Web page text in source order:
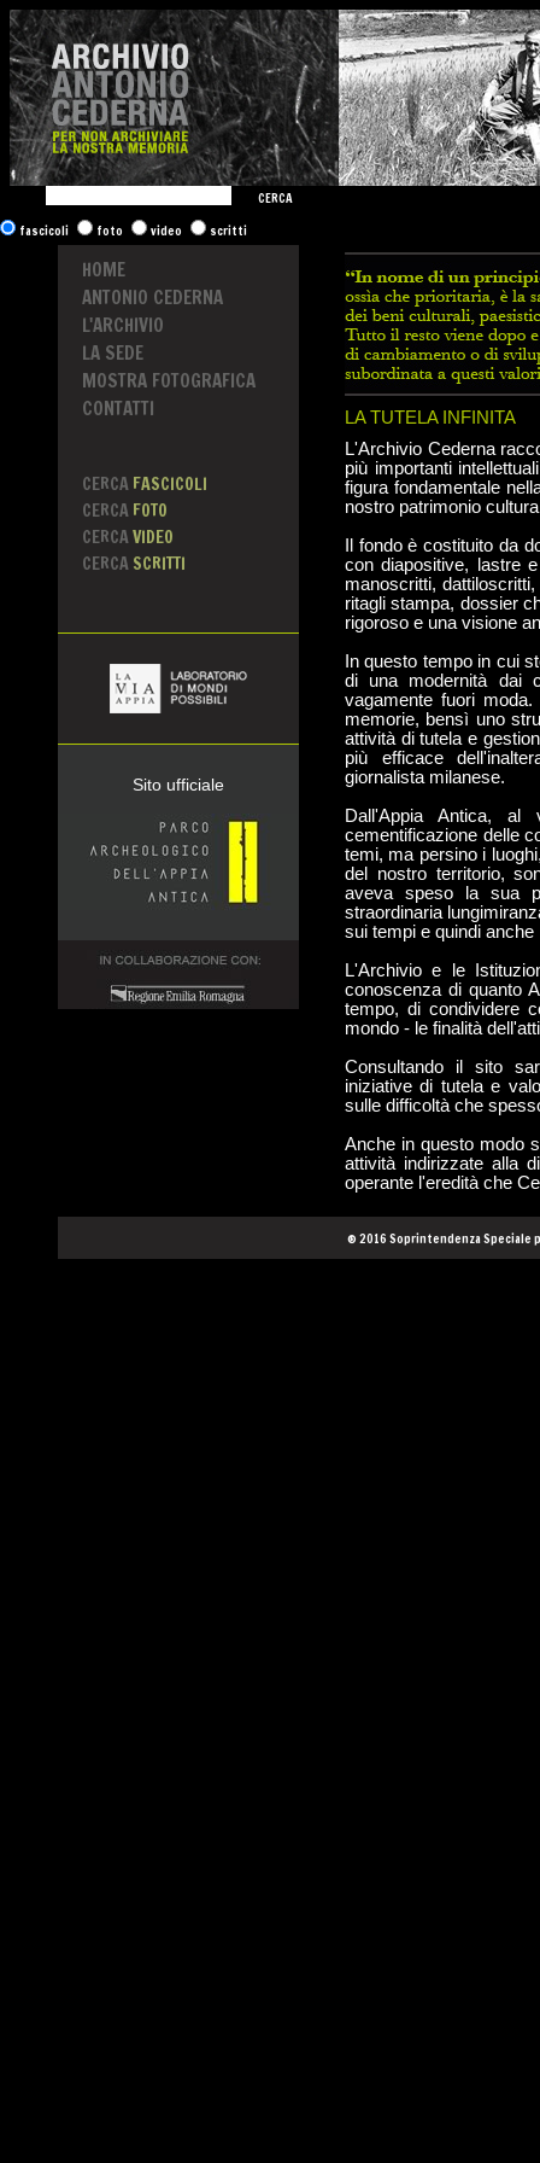
CERCA
fascicoli
foto video scritti
HOME
ANTONIO CEDERNA
L'ARCHIVIO
LA SEDE
MOSTRA FOTOGRAFICA
CONTATTI
CERCA FASCICOLI
CERCA FOTO
CERCAVIDEO
CERCA SCRITTI
Sito ufficiale
LA TUTELA INFINITA
L'Archivio Cederna
più importanti
figura fondamentale
nostro patrimonio
Il fondo è costituito da
con diapositive, lastre
manoscritti,
ritagli stampa, dossier
rigoroso e una visione
In questo tempo in cui
di una modernità dai
vagamente fuori
memorie, bensì uno
attività di tutela e
più efficace
giornalista milanese.
Dall'Appia Antica,
cementificazione delle
temi, ma persino i
del nostro territorio,
aveva speso la sua
straordinaria
sui tempi e quindi
L'Archivio e le
conoscenza di quanto
tempo, di condividere
mondo - le finalità
Consultando il sito
iniziative di tutela e
sulle difficoltà che
Anche in questo modo
attività indirizzate alla
operante l'eredità che
® 2016 Soprintendenza Speciale